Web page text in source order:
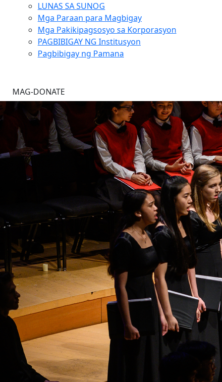
LUNAS SA SUNOG
Mga Paraan para Magbigay
Mga Pakikipagsosyo sa Korporasyon
PAGBIBIGAY NG Institusyon
Pagbibigay ng Pamana
MAG-DONATE